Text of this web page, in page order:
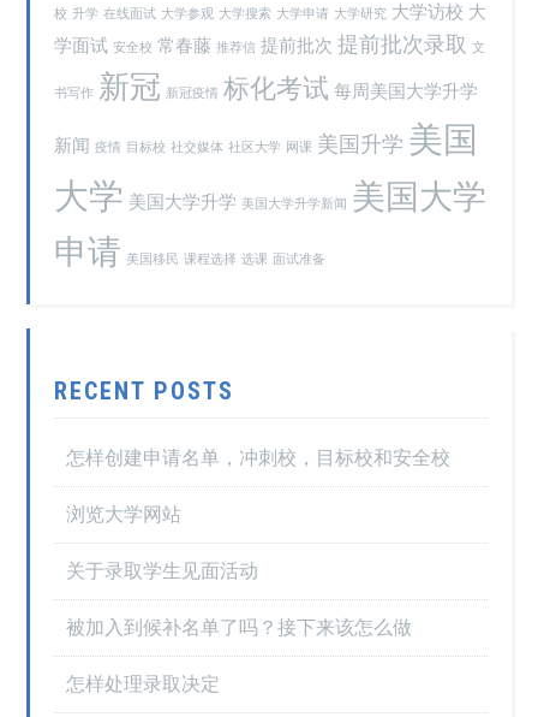
校 升学 在线面试 大学参观 大学搜索 大学申请 大学研究 大学访校 大
学面试 安全校 常春藤 推荐信 提前批次 提前批次录取 文
书写作 新冠 新冠疫情 标化考试 每周美国大学升学
新闻 疫情 目标校 社交媒体 社区大学 网课 美国升学 美国
大学 美国大学升学 美国大学升学新闻 美国大学
申请 美国移民 课程选择 选课 面试准备
RECENT POSTS
怎样创建申请名单，冲刺校，目标校和安全校
浏览大学网站
关于录取学生见面活动
被加入到候补名单了吗？接下来该怎么做
怎样处理录取决定